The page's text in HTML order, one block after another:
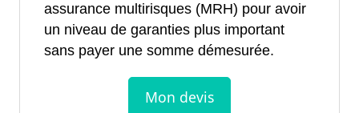
assurance multirisques (MRH) pour avoir
un niveau de garanties plus important
sans payer une somme démesurée.